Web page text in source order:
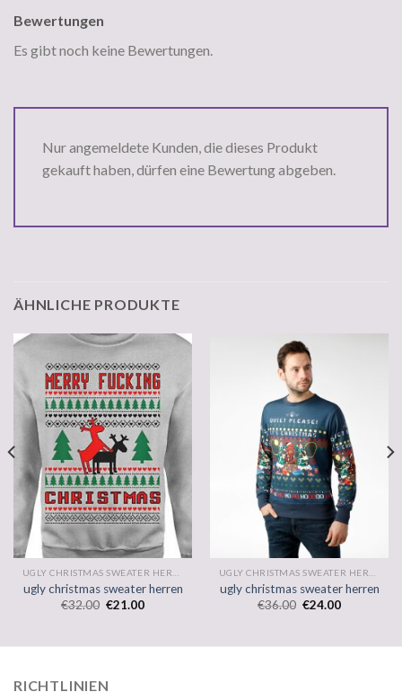
Bewertungen
Es gibt noch keine Bewertungen.
Nur angemeldete Kunden, die dieses Produkt
gekauft haben, dürfen eine Bewertung abgeben.
ÄHNLICHE PRODUKTE
ugly christmas sweater herren
€32.00 €21.00
ugly christmas sweater herren
€36.00 €24.00
RICHTLINIEN